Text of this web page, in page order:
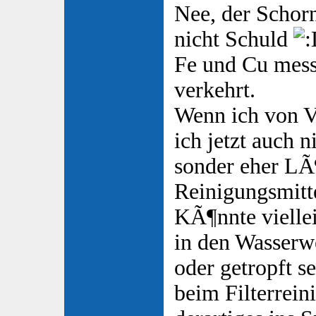
Nee, der
nicht Schuld
Fe und Cu
verkehrt.
Wenn ich von
ich jetzt auch
sonder eher
KÃ¶nnte
in den
oder getropft
beim